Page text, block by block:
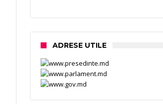
ADRESE UTILE